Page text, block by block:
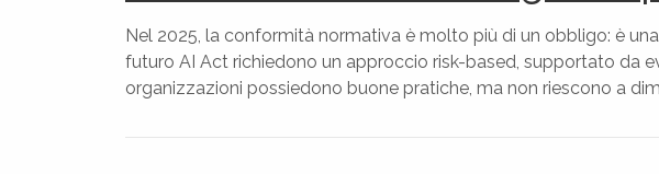
Nel 2025, la conformità normativa è molto più di un obbligo: è
futuro AI Act richiedono un approccio risk-based, supportato da
organizzazioni possiedono buone pratiche, ma non riescono a